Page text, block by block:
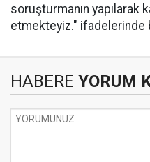
soruşturmanın yapılarak
etmekteyiz." ifadelerinde
HABERE YORUM